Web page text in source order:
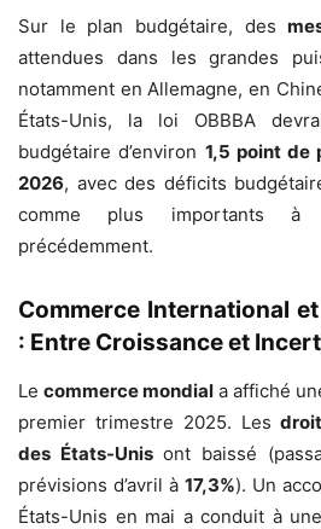
Sur le plan budgétaire, des
attendues dans les grandes
notamment en Allemagne, en
États-Unis, la loi OBBBA
budgétaire d’environ 1,5 point de
2026, avec des déficits
comme plus importants à
précédemment.
Commerce International
: Entre Croissance et
Le commerce mondial a affiché
premier trimestre 2025. Les
des États-Unisont baissé
prévisions d’avril à 17,3%). Un
États-Unis en mai a conduit à